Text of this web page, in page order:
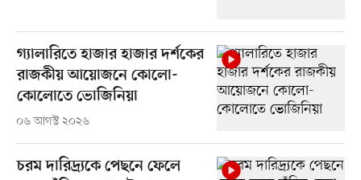
গ্যালারিতে হাজার হাজার দর্শকের
রাজকীয় আয়োজনে কোলো-
কোলোতে ভোজিনিয়া
০৬ আগস্ট ২০২৬
চরম দারিদ্র্যকে পেছনে ফেলে